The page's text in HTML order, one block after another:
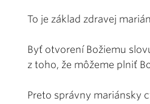
To je základ zdravej
Byť otvorení Božiemu
z toho, že môžeme plniť
Preto správny mariánsky